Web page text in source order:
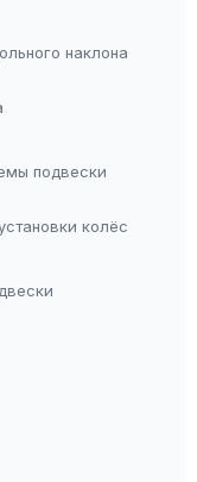
наклона
подвески
колёс